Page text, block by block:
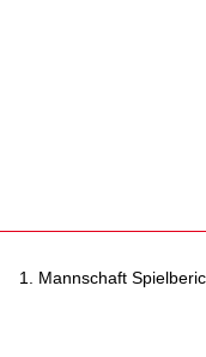
1. Mannschaft